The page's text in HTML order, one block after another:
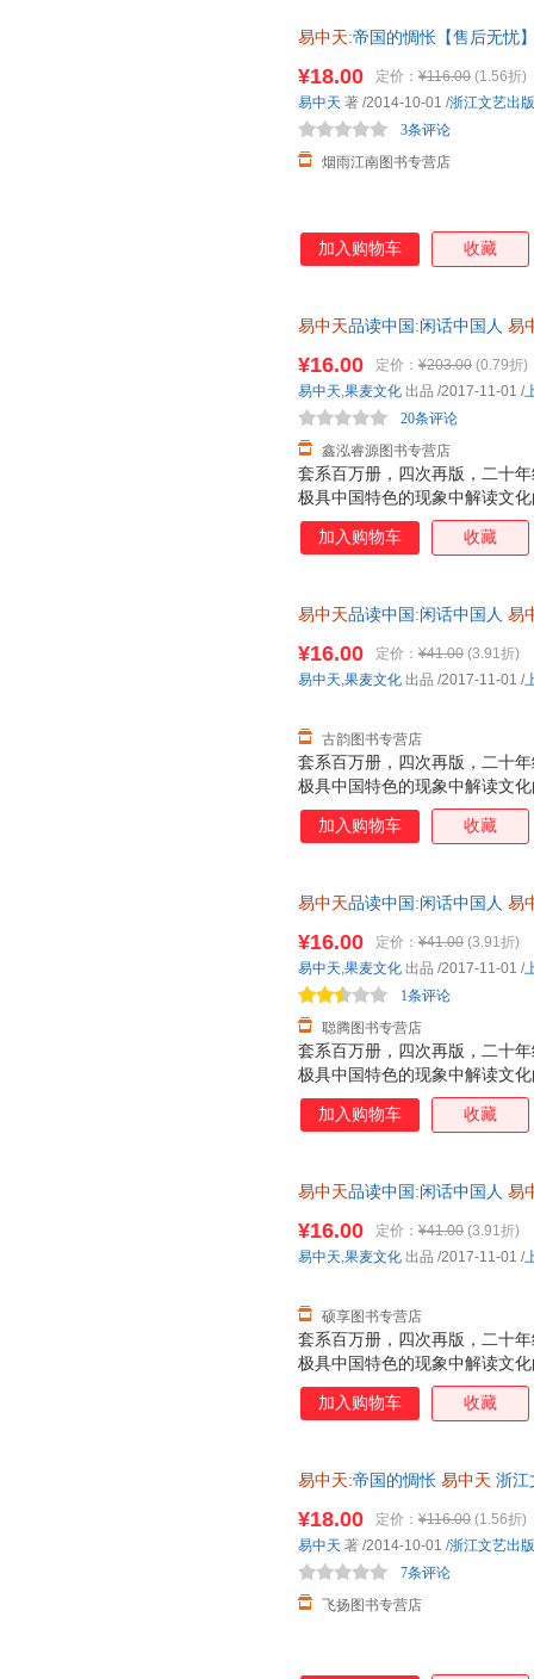
易中天:帝国的惆怅【售后无忧
¥18.00 定价： ¥116.00 (1.56折)
烟雨江南图书专营店
3条评论
易中天 著 /2014-10-01 /浙江文艺出
加入购物车 收藏
易中天品读中国:闲话中国人 易
套系百万册，四次再版，二十
极具中国特色的现象中解读文
又不失深刻 "闲笔"写"正书"，
作。
¥16.00 定价： ¥203.00 (0.79折)
鑫泓睿源图书专营店
20条评论
易中天,果麦文化 出品 /2017-11-01 /
加入购物车 收藏
易中天品读中国:闲话中国人 易
套系百万册，四次再版，二十
极具中国特色的现象中解读文
又不失深刻 "闲笔"写"正书"，
作。
¥16.00 定价： ¥41.00 (3.91折)
古韵图书专营店
易中天,果麦文化 出品 /2017-11-01 /
加入购物车 收藏
易中天品读中国:闲话中国人 易
套系百万册，四次再版，二十
极具中国特色的现象中解读文
又不失深刻 "闲笔"写"正书"，
作。
¥16.00 定价： ¥41.00 (3.91折)
聪腾图书专营店
1条评论
易中天,果麦文化 出品 /2017-11-01 /
加入购物车 收藏
易中天品读中国:闲话中国人 易
套系百万册，四次再版，二十
极具中国特色的现象中解读文
又不失深刻 "闲笔"写"正书"，
作。
¥16.00 定价： ¥41.00 (3.91折)
硕享图书专营店
易中天,果麦文化 出品 /2017-11-01 /
加入购物车 收藏
易中天:帝国的惆怅 易中天 浙江
¥18.00 定价： ¥116.00 (1.56折)
飞扬图书专营店
7条评论
易中天 著 /2014-10-01 /浙江文艺出